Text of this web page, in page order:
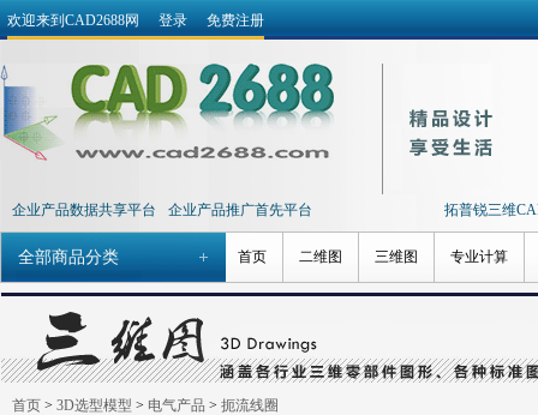
欢迎来到CAD2688网 登录 免费注册
企业产品数据共享平台 企业产品推广首先平台 拓普锐三维
全部商品分类 首页 二维图 三维图 专业计算
首页 > 3D选型模型 > 电气产品 > 扼流线圈